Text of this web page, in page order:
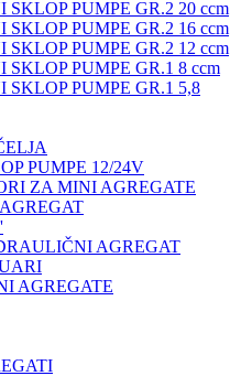
PUMPE GR.2 20 ccm
PUMPE GR.2 16 ccm
PUMPE GR.2 12 ccm
PUMPE GR.1 8 ccm
PUMPE GR.1 5,8
PUMPE 12/24V
ZA MINI AGREGATE
AGREGAT
AGREGATE